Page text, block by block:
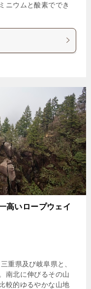
ニウムと酸素ででき
高いロープウェイ
重県及び岐阜県と、
南北に伸びるその山
較的ゆるやかな山地